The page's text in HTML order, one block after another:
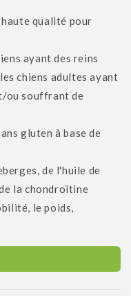
qualité pour
ayant des reins
chiens adultes ayant
ou souffrant de
gluten à base de
de l'huile de
la chondroïtine
le poids,